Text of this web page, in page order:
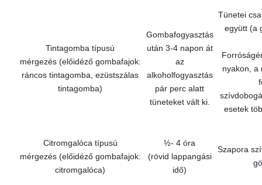
Tintagomba típusú
mérgezés (előidéző gombafajok:
ráncos tintagomba, ezüstszálas
tintagomba)
Gombafogyasztás
után 3-4 napon át
az
alkoholfogyasztás
pár perc alatt
tüneteket vált ki.
Tünetei
együtt (a
nyakon, a
esetek
Citromgalóca típusú
mérgezés (előidéző gombafajok:
citromgalóca)
½- 4 óra
(rövid lappangási
idő)
Szapora